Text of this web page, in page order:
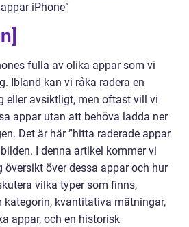
iPhone”
fulla av olika appar som vi
Ibland kan vi råka radera en
eller avsiktligt, men oftast vill vi
appar utan att behöva ladda ner
Det är här ”hitta raderade appar
I denna artikel kommer vi
översikt över dessa appar och hur
vilka typer som finns,
kategorin, kvantitativa mätningar,
appar, och en historisk